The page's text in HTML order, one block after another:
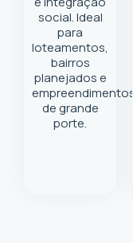
social. Ideal
para
loteamentos,
bairros
planejados e
empreendimentos
de grande
porte.